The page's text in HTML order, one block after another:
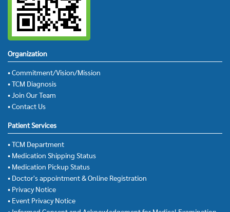
Organization
• Commitment/Vision/Mission
• TCM Diagnosis
• Join Our Team
• Contact Us
Patient Services
• TCM Department
• Medication Shipping Status
• Medication Pickup Status
• Doctor's appointment & Online Registration
• Privacy Notice
• Event Privacy Notice